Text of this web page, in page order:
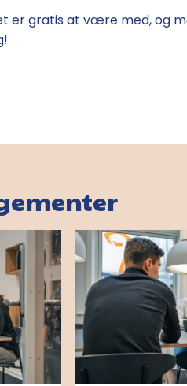
er gratis at være med, og